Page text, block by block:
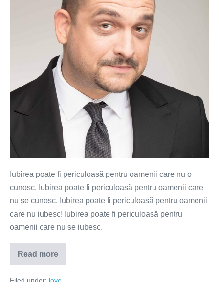
Iubirea poate fi periculoasă pentru oamenii care nu o
cunosc. Iubirea poate fi periculoasă pentru oamenii care
nu se cunosc. Iubirea poate fi periculoasă pentru oamenii
care nu iubesc! Iubirea poate fi periculoasă pentru
oamenii care nu se iubesc.
Read more
Marele
pericol
iubirii
Filed under: love